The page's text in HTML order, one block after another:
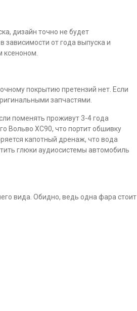
дизайн точно не будет
зависимости от года выпуска и
ксеноном.
покрытию претензий нет. Если
запчастями.
поменять проживут 3-4 года
Вольво ХС90, что портит обшивку
капотный дренаж, что вода
глюки аудиосистемы автомобиль
вида. Обидно, ведь одна фара стоит